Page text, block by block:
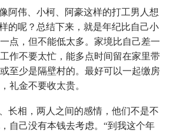
阿伟、小柯、阿豪这样的打工男人想
的呢？总结下来，就是年纪比自己小
点，但不能低太多。家境比自己差一
作不要太忙，能多点时间留在家里带
至少是隔壁村的。最好可以一起缴房
礼金不要收太贵。
长相，两人之间的感情，他们不是不
自己没有本钱去考虑。“到我这个年